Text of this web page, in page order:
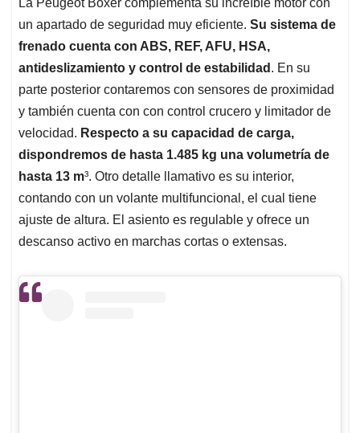
un apartado de seguridad muy eficiente. Su sistema de
frenado cuenta con ABS, REF, AFU, HSA,
antideslizamiento y control de estabilidad . En su
parte posterior contaremos con sensores de proximidad
y también cuenta con con control crucero y limitador de
velocidad. Respecto a su capacidad de carga,
dispondremos de hasta 1.485 kg una volumetría de
hasta 13 m³. Otro detalle llamativo es su interior,
contando con un volante multifuncional, el cual tiene
ajuste de altura. El asiento es regulable y ofrece un
descanso activo en marchas cortas o extensas.